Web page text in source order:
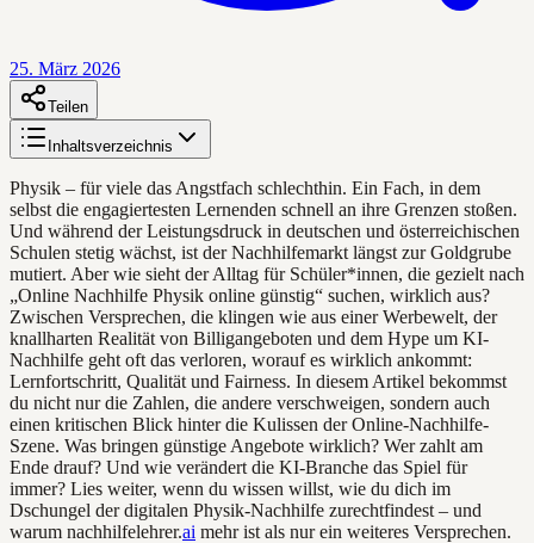
25. März 2026
Teilen
Inhaltsverzeichnis
Physik – für viele das Angstfach schlechthin. Ein Fach, in dem
selbst die engagiertesten Lernenden schnell an ihre Grenzen stoßen.
Und während der Leistungsdruck in deutschen und österreichischen
Schulen stetig wächst, ist der Nachhilfemarkt längst zur Goldgrube
mutiert. Aber wie sieht der Alltag für Schüler*innen, die gezielt nach
„Online Nachhilfe Physik online günstig“ suchen, wirklich aus?
Zwischen Versprechen, die klingen wie aus einer Werbewelt, der
knallharten Realität von Billigangeboten und dem Hype um KI-
Nachhilfe geht oft das verloren, worauf es wirklich ankommt:
Lernfortschritt, Qualität und Fairness. In diesem Artikel bekommst
du nicht nur die Zahlen, die andere verschweigen, sondern auch
einen kritischen Blick hinter die Kulissen der Online-Nachhilfe-
Szene. Was bringen günstige Angebote wirklich? Wer zahlt am
Ende drauf? Und wie verändert die KI-Branche das Spiel für
immer? Lies weiter, wenn du wissen willst, wie du dich im
Dschungel der digitalen Physik-Nachhilfe zurechtfindest – und
warum nachhilfelehrer.ai mehr ist als nur ein weiteres Versprechen.